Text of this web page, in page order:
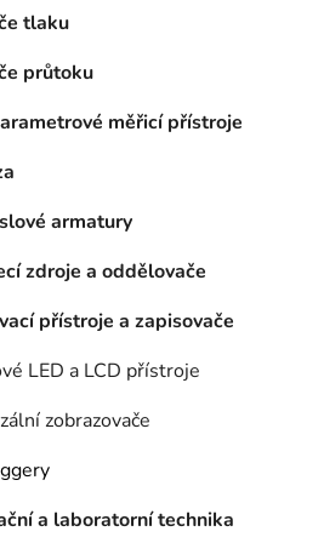
tlaku
průtoku
měřicí přístroje
armatury
zdroje a oddělovače
přístroje a zapisovače
LED a LCD přístroje
zobrazovače
a laboratorní technika